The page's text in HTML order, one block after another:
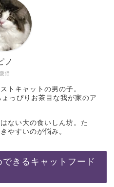
愛猫
ノ
トキャットの男の子。
っぴりお茶目な我が家のア
ない大の食いしん坊。た
やすいのが悩み。
きるキャットフード